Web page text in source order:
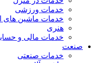
خدمات ورزشی
خدمات ماشین های اداری
هنری
خدمات مالی و حسابداری
صنعت
خدمات صنعتی